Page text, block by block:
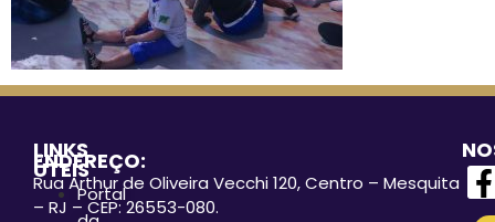
LINKS
ÚTEIS
Portal
ENDEREÇO:
Rua Arthur de Oliveira Vecchi 120, Centro – Mesquita
– RJ – CEP: 26553-080.